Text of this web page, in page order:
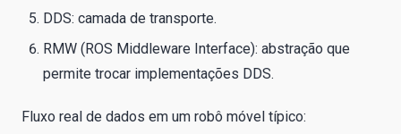
DDS: camada de transporte.
RMW (ROS Middleware Interface): abstração que
permite trocar implementações DDS.
Fluxo real de dados em um robô móvel típico: